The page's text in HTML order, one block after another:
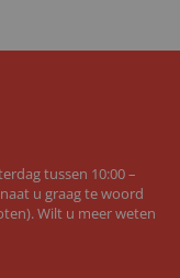
tussen 10:00 –
u graag te woord
Wilt u meer weten